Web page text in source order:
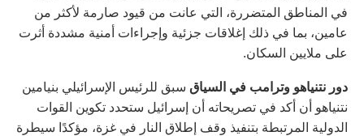
في المناطق المتضررة، التي عانت من قيود صارمة لأكثر من
عامين، بما في ذلك إغلاقات جزئية وإجراءات أمنية مشددة أثرت
على ملايين السكان.
دور نتنياهو وترامب في السياق سبق للرئيس الإسرائيلي بنيامين
نتنياهو أن أكد في تصريحاته أن إسرائيل ستحدد تكوين القوات
الدولية المرتبطة بتنفيذ وقف إطلاق النار في غزة، مؤكدًا سيطرة